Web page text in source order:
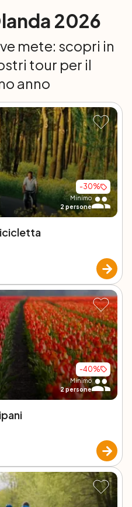
2026
mete: scopri in
tour per il
anno
-30%
Minimo
2 persone
-40%
Minimo
2persone